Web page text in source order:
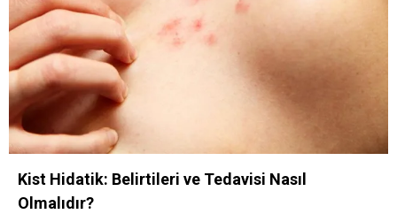
Kist Hidatik: Belirtileri ve Tedavisi Nasıl
Olmalıdır?